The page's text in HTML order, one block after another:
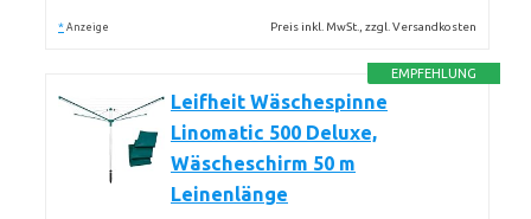
* Anzeige Preis inkl. MwSt., zzgl. Versandkosten
EMPFEHLUNG
Leifheit Wäschespinne
Linomatic 500 Deluxe,
Wäscheschirm 50 m
Leinenlänge